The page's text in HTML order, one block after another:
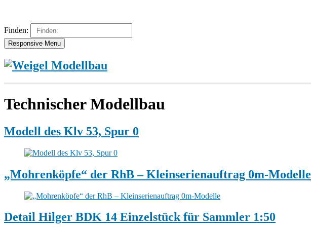
Finden:
Responsive Menu
Technischer Modellbau
Modell des Klv 53, Spur 0
„Mohrenköpfe“ der RhB – Kleinserienauftrag 0m-Modelle
Detail Hilger BDK 14 Einzelstück für Sammler 1:50